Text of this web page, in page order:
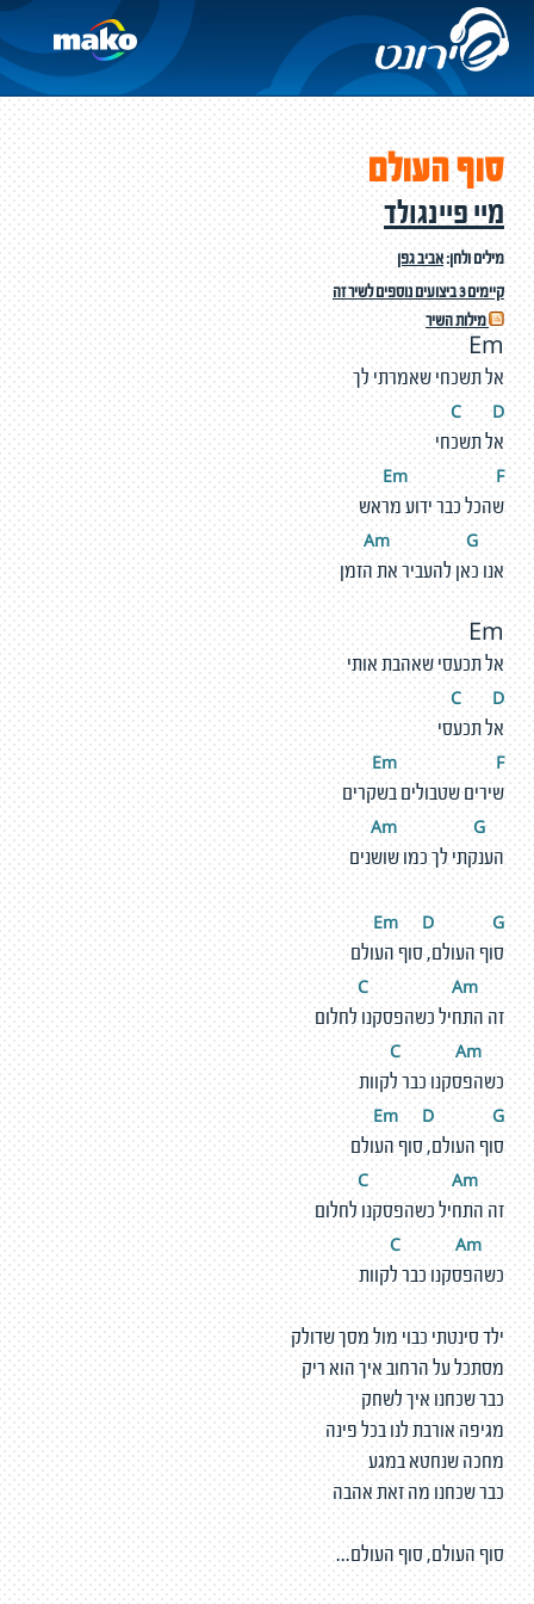
סוף העולם
מיי פיינגולד
מילים ולחן:אביב גפן
קיימים 3 ביצועים נוספים לשיר זה
מילות השיר
Em
אל תשכחי שאמרתי לך
C D
אל תשכחי
Em F
שהכל כבר ידוע מראש
m G
אנו כאן להעביר את הזמן
Em
אל תכעסי שאהבת אותי
C D
אל תכעסי
Em F
שירים שטבולים בשקרים
m G
הענקתי לך כמו שושנים
Em D G
סוף העולם, סוף העולם
Am
זה התחיל כשהפסקנו לחלום
Am
כשהפסקנו כבר לקוות
Em D G
סוף העולם, סוף העולם
Am
זה התחיל כשהפסקנו לחלום
Am
כשהפסקנו כבר לקוות
ילד סינטתי כבוי מול מסך שדולק
מסתכל על הרחוב איך הוא ריק
כבר שכחנו איך לשחק
מגיפה אורבת לנו בכל פינה
מחכה שנחטא במגע
כבר שכחנו מה זאת אהבה
סוף העולם, סוף העולם...